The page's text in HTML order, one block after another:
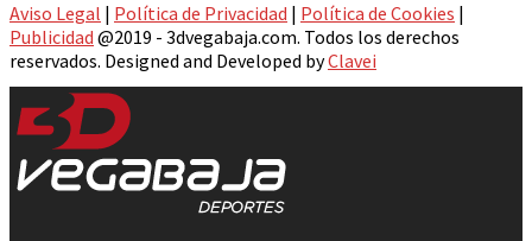
Aviso Legal | Política de Privacidad | Política de Cookies |
Publicidad @2019 - 3dvegabaja.com. Todos los derechos
reservados. Designed and Developed byClavei